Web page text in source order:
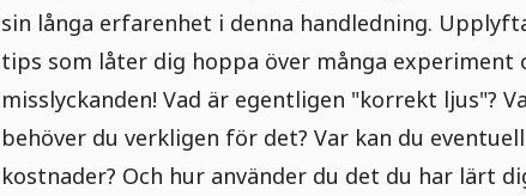
sin långa erfarenhet i denna handledning.
tips som låter dig hoppa över många experiment
misslyckanden! Vad är egentligen "korrekt ljus"?
behöver du verkligen för det? Var kan du
kostnader? Och hur använder du det du har lärt